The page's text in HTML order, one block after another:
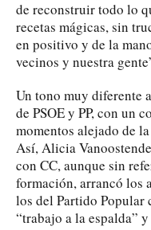
de reconstruir todo lo
recetas mágicas, sin
en positivo y de la
vecinos y nuestra
Un tono muy diferente
de PSOE y PP, con un
momentos alejado de
Así, Alicia
con CC, aunque sin
formación, arrancó los
los del Partido Popular
“trabajo a la espalda”